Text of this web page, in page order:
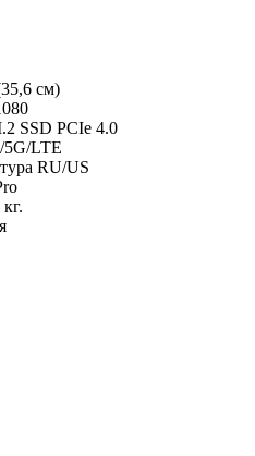
см)
SSD PCIe 4.0
5G/LTE
RU/US